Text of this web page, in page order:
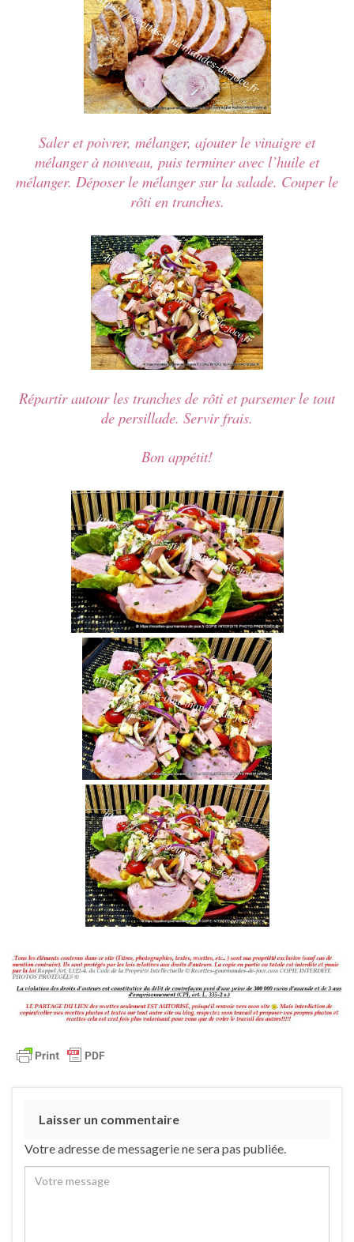
Saler et poivrer, mélanger, ajouter le vinaigre et
mélanger à nouveau, puis terminer avec l’huile et
mélanger. Déposer le mélanger sur la salade. Couper le
rôti en tranches.
Répartir autour les tranches de rôti et parsemer le tout
de persillade. Servir frais.
Bon appétit!
Laisser un commentaire
Votre adresse de messagerie ne sera pas publiée.